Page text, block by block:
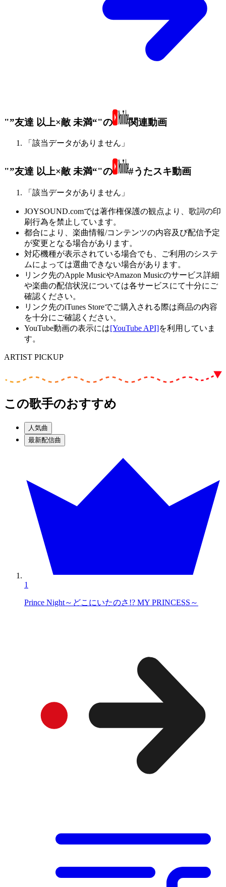
"”友達 以上×敵 未満“"の 関連動画
「該当データがありません」
"”友達 以上×敵 未満“"の #うたスキ動画
「該当データがありません」
JOYSOUND.comでは著作権保護の観点より、歌詞の印
刷行為を禁止しています。
都合により、楽曲情報/コンテンツの内容及び配信予定
が変更となる場合があります。
対応機種が表示されている場合でも、ご利用のシステ
ムによっては選曲できない場合があります。
リンク先のApple MusicやAmazon Musicのサービス詳細
や楽曲の配信状況については各サービスにて十分にご
確認ください。
リンク先のiTunes Storeでご購入される際は商品の内容
を十分にご確認ください。
YouTube動画の表示には[YouTube API]を利用していま
す。
ARTIST PICKUP
この歌手のおすすめ
人気曲
最新配信曲
1
Prince Night～どこにいたのさ!? MY PRINCESS～